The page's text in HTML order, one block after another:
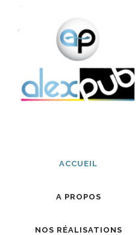
ACCUEIL
A PROPOS
NOS RÉALISATIONS
Panneau de gestion des cookies